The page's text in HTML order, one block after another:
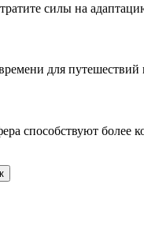
силы на
для путешествий
способствуют более